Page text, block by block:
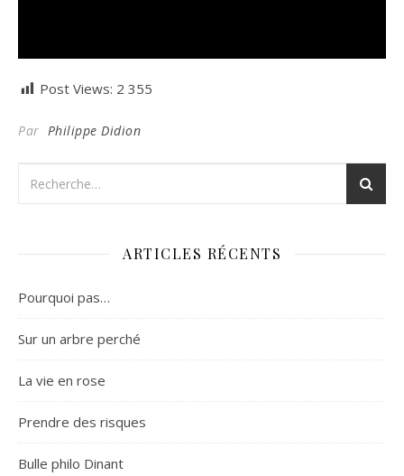
Post Views: 2 355
Par Philippe Didion
ARTICLES RÉCENTS
Pourquoi pas…
Sur un arbre perché
La vie en rose
Prendre des risques
Bulle philo Dinant